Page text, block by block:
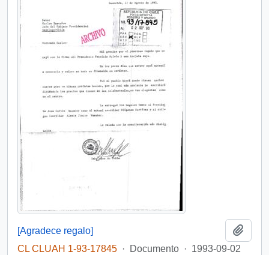
[Agradece regalo]
CL CLUAH 1-93-17845 · Documento · 1993-09-02